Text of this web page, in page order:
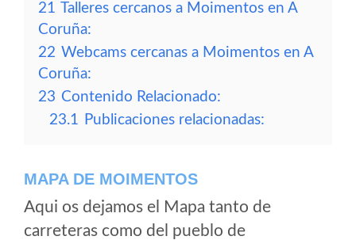
21 Talleres cercanos a Moimentos en A
Coruña:
22 Webcams cercanas a Moimentos en A
Coruña:
23 Contenido Relacionado:
23.1 Publicaciones relacionadas:
MAPA DE MOIMENTOS
Aqui os dejamos el Mapa tanto de
carreteras como del pueblo de